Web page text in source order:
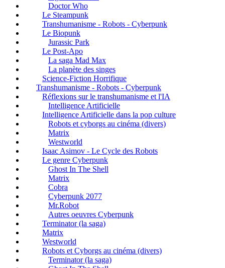
Doctor Who
Le Steampunk
Transhumanisme - Robots - Cyberpunk
Le Biopunk
Jurassic Park
Le Post-Apo
La saga Mad Max
La planète des singes
Science-Fiction Horrifique
Transhumanisme - Robots - Cyberpunk
Réflexions sur le transhumanisme et l'IA
Intelligence Artificielle
Intelligence Artificielle dans la pop culture
Robots et cyborgs au cinéma (divers)
Matrix
Westworld
Isaac Asimov - Le Cycle des Robots
Le genre Cyberpunk
Ghost In The Shell
Matrix
Cobra
Cyberpunk 2077
Mr.Robot
Autres oeuvres Cyberpunk
Terminator (la saga)
Matrix
Westworld
Robots et Cyborgs au cinéma (divers)
Terminator (la saga)